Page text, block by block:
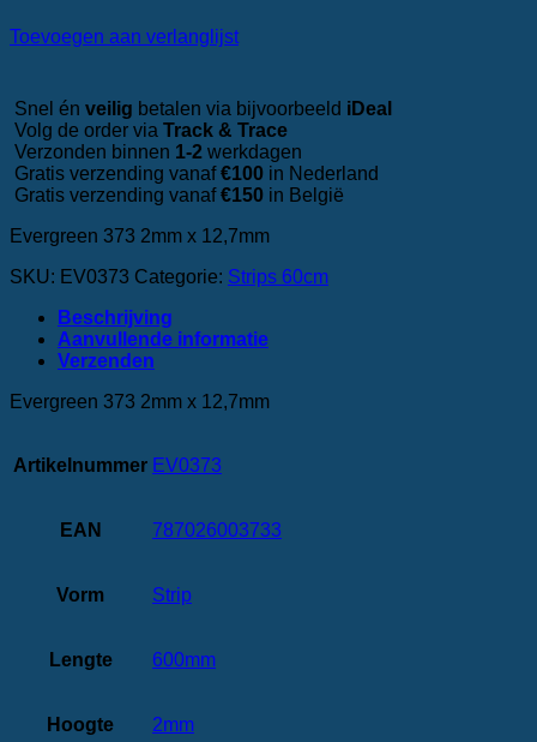
Toevoegen aan verlanglijst
Snel én veilig betalen via bijvoorbeeld iDeal
Volg de order via Track & Trace
Verzonden binnen 1-2 werkdagen
Gratis verzending vanaf€100 in Nederland
Gratis verzending vanaf€150 in België
Evergreen 373 2mm x 12,7mm
SKU: EV0373 Categorie: Strips 60cm
Beschrijving
Aanvullende informatie
‎Verzenden
Evergreen 373 2mm x 12,7mm
Artikelnummer EV0373
EAN 787026003733
Vorm Strip
Lengte 600mm
Hoogte 2mm